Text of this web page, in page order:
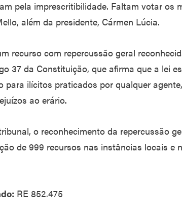
pela imprescritibilidade. Faltam votar os
além da presidente, Cármen Lúcia.
recurso com repercussão geral
37 da Constituição, que afirma que a lei
para ilícitos praticados por qualquer
ao erário.
o reconhecimento da repercussão
de 999 recursos nas instâncias locais e
RE 852.475